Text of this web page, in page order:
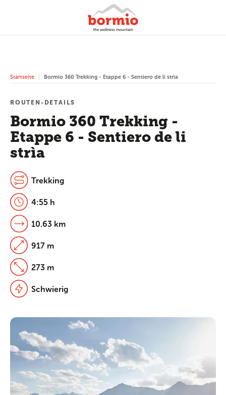
Startseite Bormio 360 Trekking - Etappe 6 - Sentiero de li strìa
Bormio 360 Trekking -
Etappe 6 - Sentiero de li
strìa
ROUTEN-DETAILS
Trekking
4:55 h
10.63 km
917 m
273 m
Schwierig